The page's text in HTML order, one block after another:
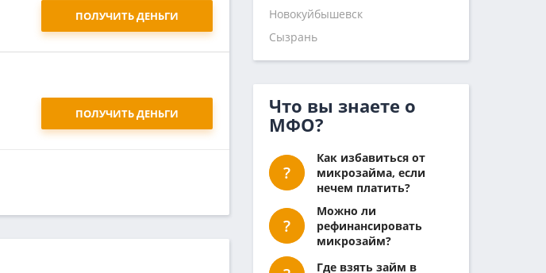
ПОЛУЧИТЬ ДЕНЬГИ
ПОЛУЧИТЬ ДЕНЬГИ
Новокуйбышевск
Сызрань
Что вы знаете о
МФО?
Как избавиться от
микрозайма, если
нечем платить?
Можно ли
рефинансировать
микрозайм?
Где взять займ в